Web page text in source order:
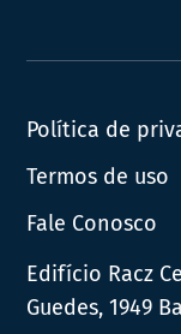
Política de
Termos de uso
Fale Conosco
Edifício Racz
Guedes, 1949